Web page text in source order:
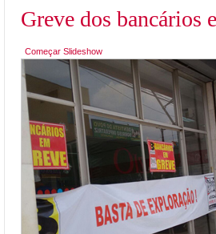
Greve dos bancários
Começar Slideshow